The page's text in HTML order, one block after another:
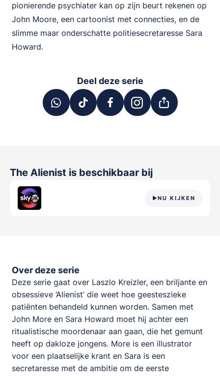
pionierende psychiater kan op zijn beurt rekenen op
John Moore, een cartoonist met connecties, en de
slimme maar onderschatte politiesecretaresse Sara
Howard.
Deel deze serie
The Alienist is beschikbaar bij
NU KIJKEN
Over deze serie
Deze serie gaat over Laszlo Kreizler, een briljante en
obsessieve ‘Alienist’ die weet hoe geesteszieke
patiënten behandeld kunnen worden. Samen met
John More en Sara Howard moet hij achter een
ritualistische moordenaar aan gaan, die het gemunt
heeft op dakloze jongens. More is een illustrator
voor een plaatselijke krant en Sara is een
secretaresse met de ambitie om de eerste